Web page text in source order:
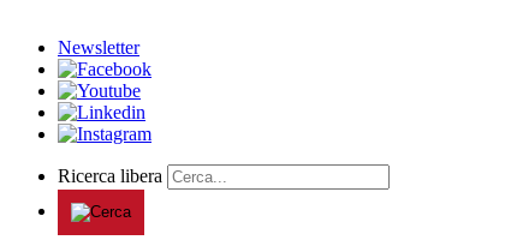
Newsletter
Ricerca libera